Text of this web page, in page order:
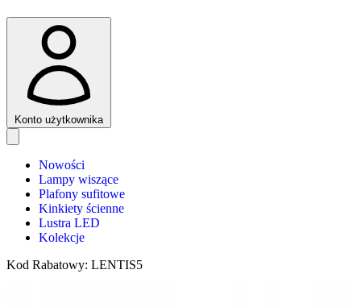
Konto użytkownika
Nowości
Lampy wiszące
Plafony sufitowe
Kinkiety ścienne
Lustra LED
Kolekcje
Kod Rabatowy: LENTIS5